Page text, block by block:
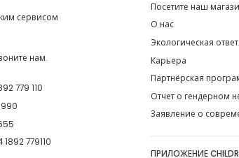
сервисом
нам.
779 110
1892 779110
Посетите наш
О нас
Экологическая
Карьера
Партнёрская
Отчет о гендерном
Заявление о
ПРИЛОЖЕНИЕ